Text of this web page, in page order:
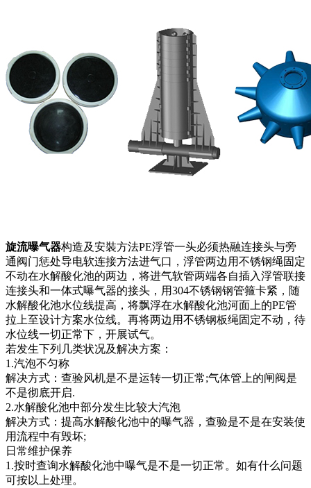
旋流曝气器构造及安裝方法PE浮管一头必须热融连接头与旁
通阀门惩处导电软连接方法进气口，浮管两边用不锈钢绳固定
不动在水解酸化池的两边，将进气软管两端各自插入浮管联接
连接头和一体式曝气器的接头，用304不锈钢钢管箍卡紧，随
水解酸化池水位线提高，将飘浮在水解酸化池河面上的PE管
拉上至设计方案水位线。再将两边用不锈钢板绳固定不动，待
水位线一切正常下，开展试气。
若发生下列几类状况及解决方案：
1.汽泡不匀称
解决方式：查验风机是不是运转一切正常;气体管上的闸阀是
不是彻底开启.
2.水解酸化池中部分发生比较大汽泡
解决方式：提高水解酸化池中的曝气器，查验是不是在安装使
用流程中有毁坏;
日常维护保养
1.按时查询水解酸化池中曝气是不是一切正常。如有什么问题
可按以上处理。